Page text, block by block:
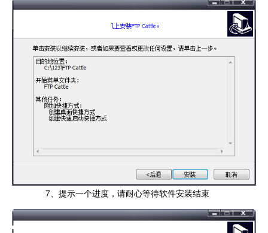
7、提示一个进度，请耐心等待软件安装结束